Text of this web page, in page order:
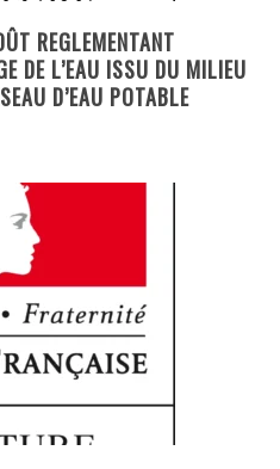
REGLEMENTANT
DE L’EAU ISSU DU MILIEU
D’EAU POTABLE